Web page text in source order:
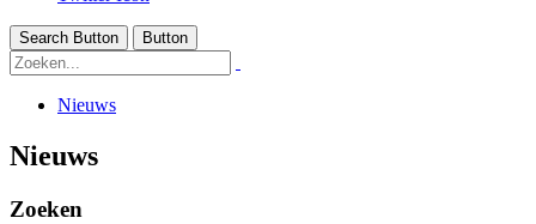
Search Button Button
Nieuws
Nieuws
Zoeken